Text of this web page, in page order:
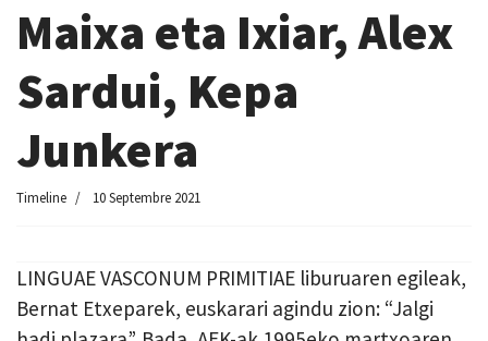
Maixa eta Ixiar, Alex
Sardui, Kepa
Junkera
Timeline 10 Septembre 2021
LINGUAE VASCONUM PRIMITIAE liburuaren egileak,
Bernat Etxeparek, euskarari agindu zion: “Jalgi